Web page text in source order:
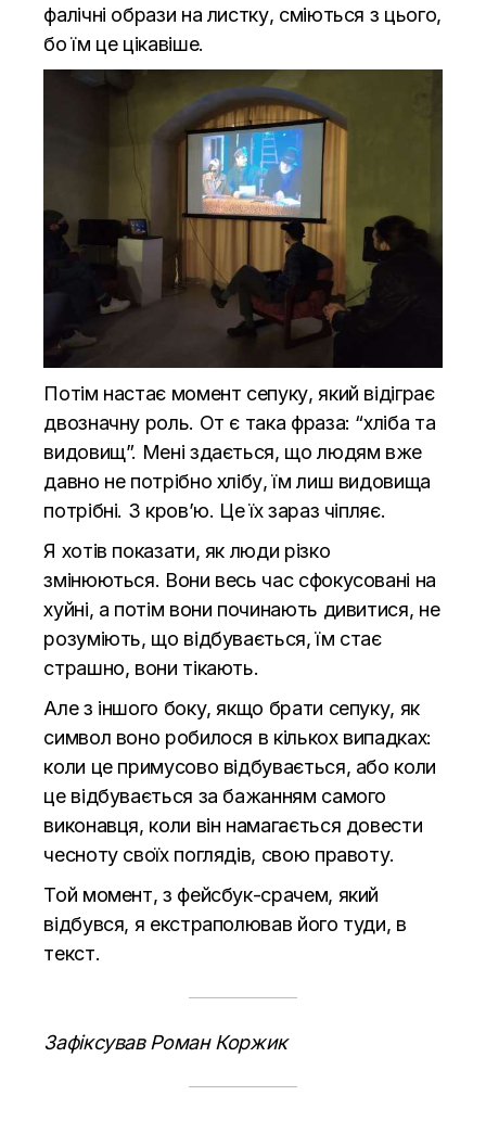
фалічні образи на листку, сміються з цього,
бо їм це цікавіше.
Потім настає момент сепуку, який відіграє
двозначну роль. От є така фраза: “хліба та
видовищ”. Мені здається, що людям вже
давно не потрібно хлібу, їм лиш видовища
потрібні. З кров’ю. Це їх зараз чіпляє.
Я хотів показати, як люди різко
змінюються. Вони весь час сфокусовані на
хуйні, а потім вони починають дивитися, не
розуміють, що відбувається, їм стає
страшно, вони тікають.
Але з іншого боку, якщо брати сепуку, як
символ воно робилося в кількох випадках:
коли це примусово відбувається, або коли
це відбувається за бажанням самого
виконавця, коли він намагається довести
чесноту своїх поглядів, свою правоту.
Той момент, з фейсбук-срачем, який
відбувся, я екстраполював його туди, в
текст.
Зафіксував Роман Коржик